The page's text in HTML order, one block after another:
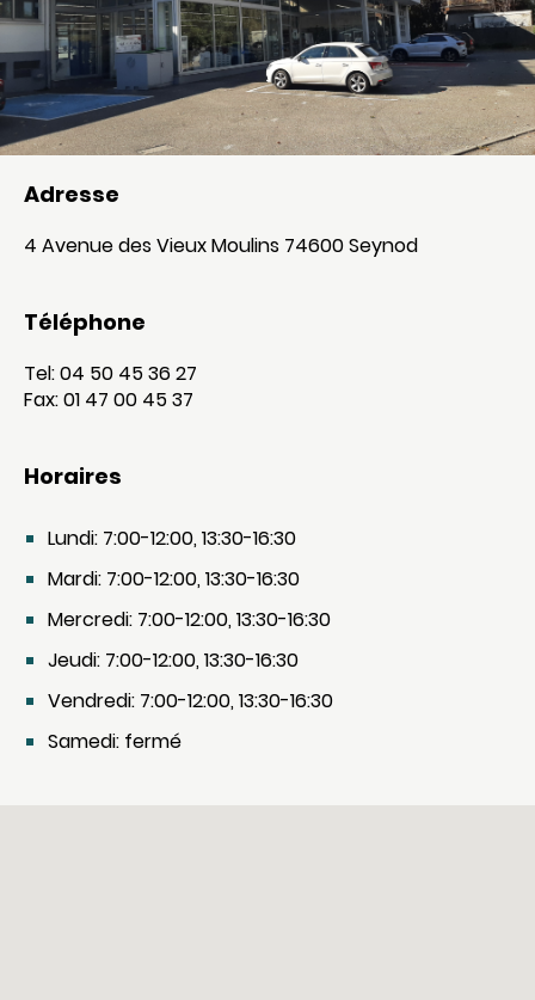
Adresse
4 Avenue des Vieux Moulins 74600 Seynod
Téléphone
Tel: 04 50 45 36 27
Fax: 01 47 00 45 37
Horaires
Lundi: 7:00-12:00, 13:30-16:30
Mardi: 7:00-12:00, 13:30-16:30
Mercredi: 7:00-12:00, 13:30-16:30
Jeudi: 7:00-12:00, 13:30-16:30
Vendredi: 7:00-12:00, 13:30-16:30
Samedi: fermé